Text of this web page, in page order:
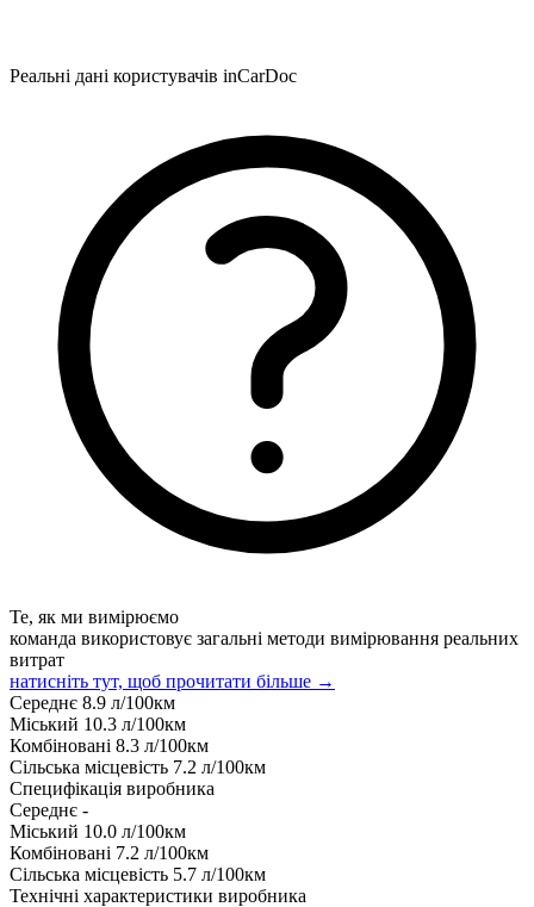
Реальні дані користувачів inCarDoc
Те, як ми вимірюємо
команда використовує загальні методи вимірювання реальних
витрат
натисніть тут, щоб прочитати більше →
Середнє 8.9 л/100км
Міський 10.3 л/100км
Комбіновані 8.3 л/100км
Сільська місцевість 7.2 л/100км
Специфікація виробника
Середнє -
Міський 10.0 л/100км
Комбіновані 7.2 л/100км
Сільська місцевість 5.7 л/100км
Технічні характеристики виробника